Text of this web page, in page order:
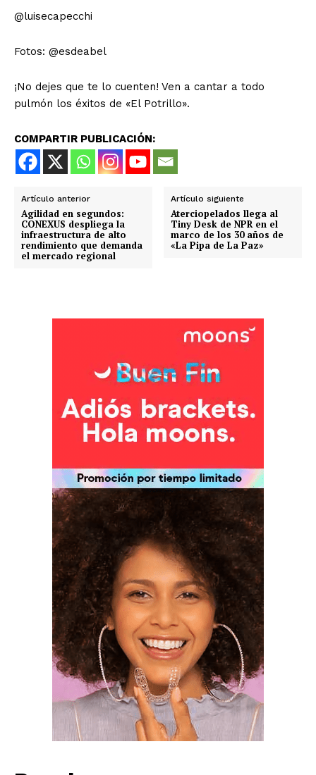
@luisecapecchi
Fotos: @esdeabel
¡No dejes que te lo cuenten! Ven a cantar a todo
pulmón los éxitos de «El Potrillo».
COMPARTIR PUBLICACIÓN:
Artículo anterior
Agilidad en segundos:
CONEXUS despliega la
infraestructura de alto
rendimiento que demanda
el mercado regional
Artículo siguiente
Aterciopelados llega al
Tiny Desk de NPR en el
marco de los 30 años de
«La Pipa de La Paz»